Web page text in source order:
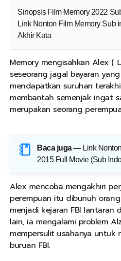
Sinopsis Film Memory 2022
Link Nonton Film Memory Sub
Akhir Kata
Memory mengisahkan Alex (
seseorang jagal bayaran
mendapatkan suruhan
membantah semenjak ingat
merupakan seorang
Baca juga — Link
2015 Full Movie (Sub
Alex mencoba mengakhiri
perempuan itu dibunuh
menjadi kejaran FBI lantaran
lain, ia mengalami problem
mempersulit usahanya untuk
buruan FBI.